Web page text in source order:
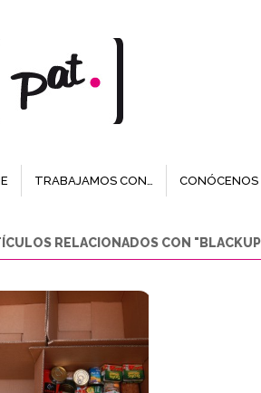
TRABAJAMOS CON… CONÓCENOS
RELACIONADOS CON